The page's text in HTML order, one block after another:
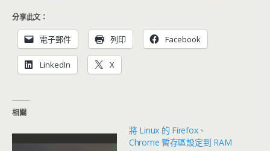
分享此文：
電子郵件 列印 Facebook
LinkedIn X
相關
將 Linux 的 Firefox、
Chrome 暫存區設定到 RAM